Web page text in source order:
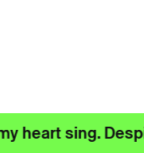
heart sing.